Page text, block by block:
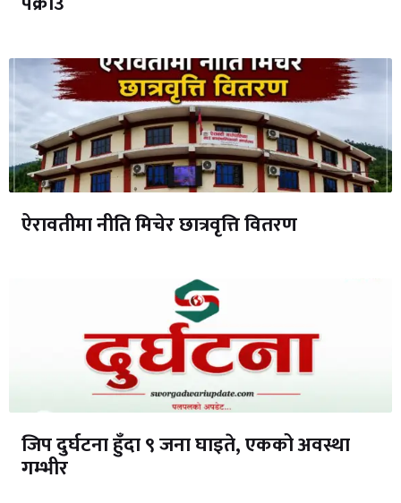
ऐरावतीमा नीति मिचेर छात्रवृत्ति वितरण
जिप दुर्घटना हुँदा ९ जना घाइते, एकको अवस्था
गम्भीर